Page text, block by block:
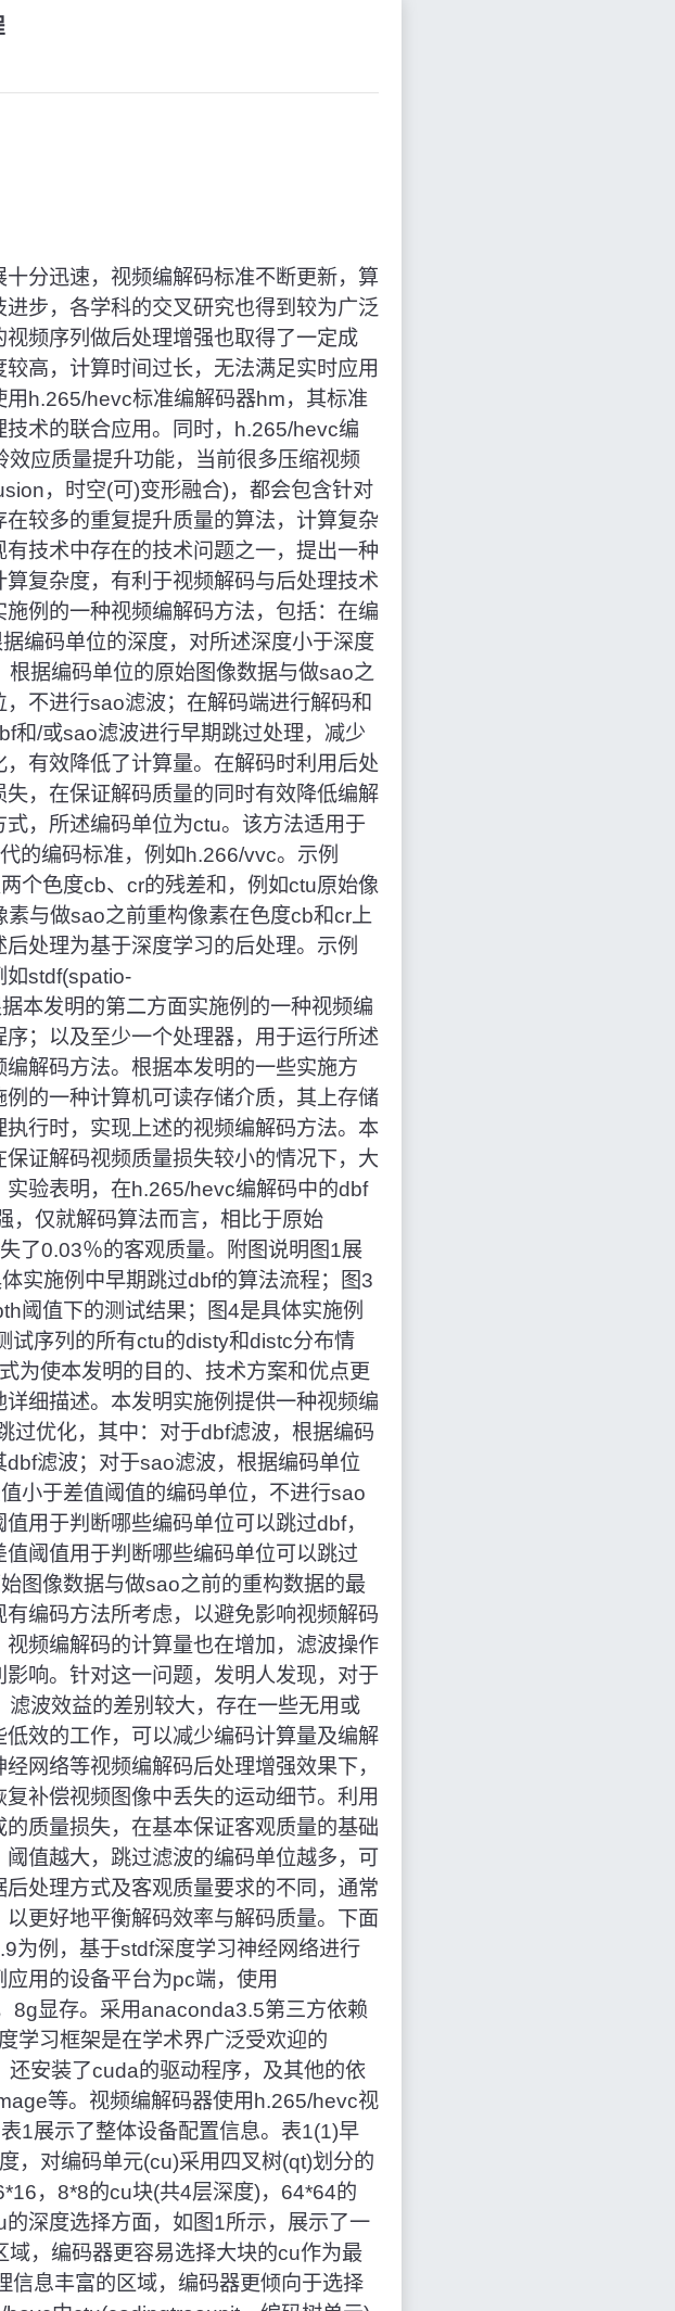
分迅速，视频编解码标准不断更新，算
步，各学科的交叉研究也得到较为广泛
频序列做后处理增强也取得了一定成
高，计算时间过长，无法满足实时应用
h.265/hevc标准编解码器hm，其标准
术的联合应用。同时，h.265/hevc编
应质量提升功能，当前很多压缩视频
，时空(可)变形融合)，都会包含针对
较多的重复提升质量的算法，计算复杂
技术中存在的技术问题之一，提出一种
复杂度，有利于视频解码与后处理技术
例的一种视频编解码方法，包括：在编
编码单位的深度，对所述深度小于深度
据编码单位的原始图像数据与做sao之
不进行sao滤波；在解码端进行解码和
和/或sao滤波进行早期跳过处理，减少
有效降低了计算量。在解码时利用后处
，在保证解码质量的同时有效降低编解
，所述编码单位为ctu。该方法适用于
的编码标准，例如h.266/vvc。示例
个色度cb、cr的残差和，例如ctu原始像
与做sao之前重构像素在色度cb和cr上
处理为基于深度学习的后处理。示例
如stdf(spatio-
本发明的第二方面实施例的一种视频编
；以及至少一个处理器，用于运行所述
解码方法。根据本发明的一些实施方
的一种计算机可读存储介质，其上存储
行时，实现上述的视频编解码方法。本
证解码视频质量损失较小的情况下，大
验表明，在h.265/hevc编解码中的dbf
，仅就解码算法而言，相比于原始
了0.03％的客观质量。附图说明图1展
实施例中早期跳过dbf的算法流程；图3
阈值下的测试结果；图4是具体实施例
试序列的所有ctu的disty和distc分布情
为使本发明的目的、技术方案和优点更
细描述。本发明实施例提供一种视频编
过优化，其中：对于dbf滤波，根据编码
滤波；对于sao滤波，根据编码单位
小于差值阈值的编码单位，不进行sao
用于判断哪些编码单位可以跳过dbf，
阈值用于判断哪些编码单位可以跳过
图像数据与做sao之前的重构数据的最
编码方法所考虑，以避免影响视频解码
频编解码的计算量也在增加，滤波操作
响。针对这一问题，发明人发现，对于
波效益的差别较大，存在一些无用或
效的工作，可以减少编码计算量及编解
网络等视频编解码后处理增强效果下，
补偿视频图像中丢失的运动细节。利用
质量损失，在基本保证客观质量的基础
值越大，跳过滤波的编码单位越多，可
处理方式及客观质量要求的不同，通常
更好地平衡解码效率与解码质量。下面
为例，基于stdf深度学习神经网络进行
用的设备平台为pc端，使用
8g显存。采用anaconda3.5第三方依赖
学习框架是在学术界广泛受欢迎的
安装了cuda的驱动程序，及其他的依
等。视频编解码器使用h.265/hevc视
1展示了整体设备配置信息。表1(1)早
，对编码单元(cu)采用四叉树(qt)划分的
，8*8的cu块(共4层深度)，64*64的
深度选择方面，如图1所示，展示了一
，编码器更容易选择大块的cu作为最
信息丰富的区域，编码器更倾向于选择